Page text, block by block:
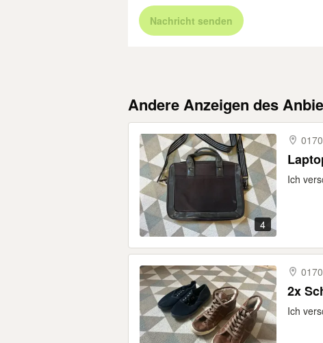
Nachricht senden
Andere Anzeigen des
4
Ich
2x
Ich